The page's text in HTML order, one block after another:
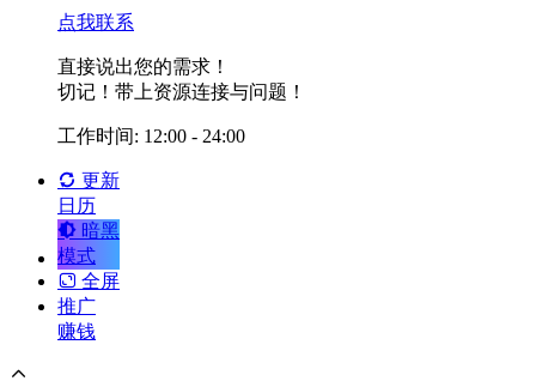
点我联系
直接说出您的需求！
切记！带上资源连接与问题！
工作时间: 12:00 - 24:00
更新
日历
暗黑
模式
全屏
推广
赚钱